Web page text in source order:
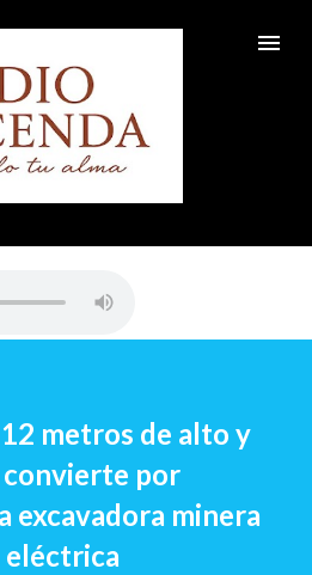
principal
metros de alto y
convierte por
excavadora minera
eléctrica